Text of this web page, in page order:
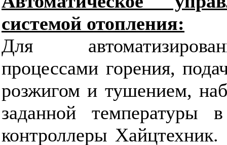
системой отопления:
Для
процессами горения,
розжигом и тушением,
заданной температуры
контроллеры Хайцтехник.